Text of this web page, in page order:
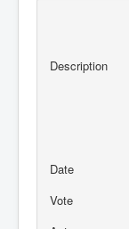
Description
Date
Vote